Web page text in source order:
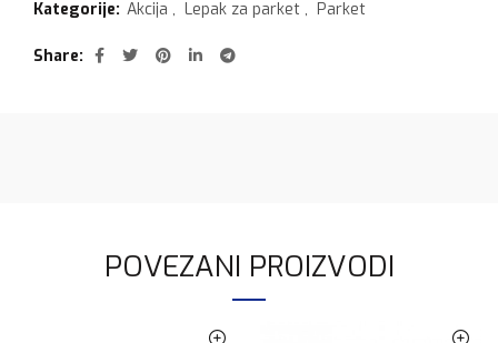
Kategorije: Akcija , Lepak za parket , Parket
Share
POVEZANI PROIZVODI